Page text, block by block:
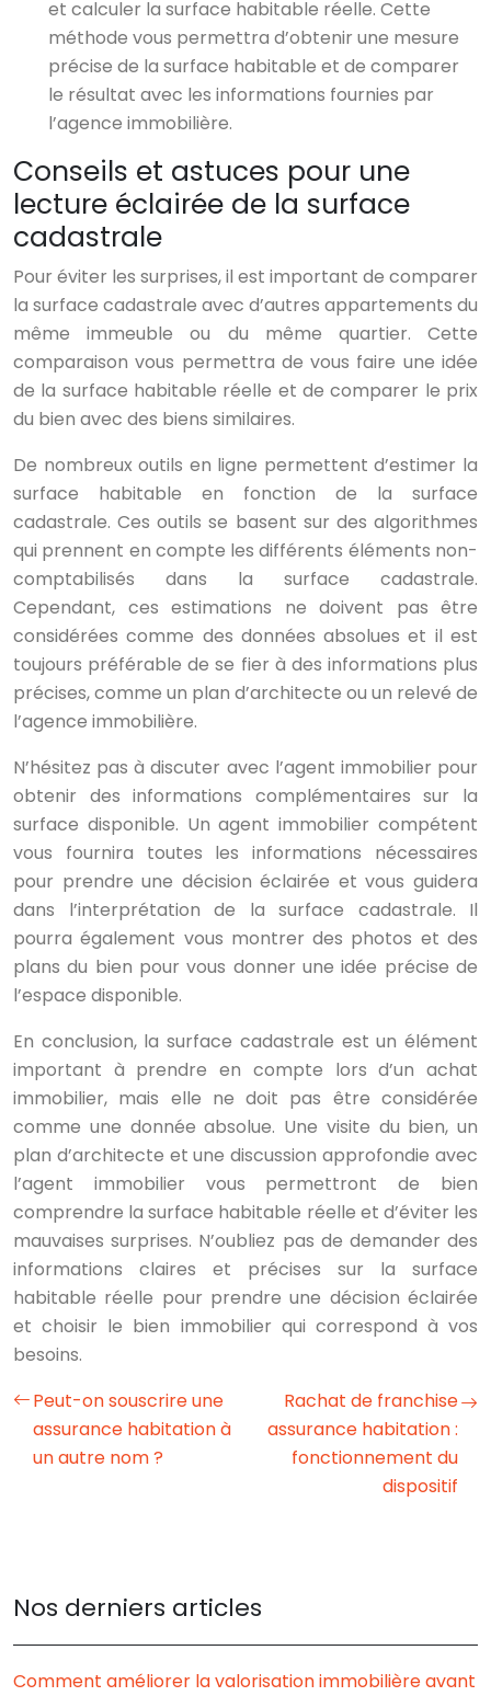
et calculer la surface habitable réelle. Cette
méthode vous permettra d’obtenir une mesure
précise de la surface habitable et de comparer
le résultat avec les informations fournies par
l’agence immobilière.
Conseils et astuces pour une
lecture éclairée de la surface
cadastrale
Pour éviter les surprises, il est important de comparer
la surface cadastrale avec d’autres appartements du
même immeuble ou du même quartier. Cette
comparaison vous permettra de vous faire une idée
de la surface habitable réelle et de comparer le prix
du bien avec des biens similaires.
De nombreux outils en ligne permettent d’estimer la
surface habitable en fonction de la surface
cadastrale. Ces outils se basent sur des algorithmes
qui prennent en compte les différents éléments non-
comptabilisés dans la surface cadastrale.
Cependant, ces estimations ne doivent pas être
considérées comme des données absolues et il est
toujours préférable de se fier à des informations plus
précises, comme un plan d’architecte ou un relevé de
l’agence immobilière.
N’hésitez pas à discuter avec l’agent immobilier pour
obtenir des informations complémentaires sur la
surface disponible. Un agent immobilier compétent
vous fournira toutes les informations nécessaires
pour prendre une décision éclairée et vous guidera
dans l’interprétation de la surface cadastrale. Il
pourra également vous montrer des photos et des
plans du bien pour vous donner une idée précise de
l’espace disponible.
En conclusion, la surface cadastrale est un élément
important à prendre en compte lors d’un achat
immobilier, mais elle ne doit pas être considérée
comme une donnée absolue. Une visite du bien, un
plan d’architecte et une discussion approfondie avec
l’agent immobilier vous permettront de bien
comprendre la surface habitable réelle et d’éviter les
mauvaises surprises. N’oubliez pas de demander des
informations claires et précises sur la surface
habitable réelle pour prendre une décision éclairée
et choisir le bien immobilier qui correspond à vos
besoins.
Peut-on souscrire une
assurance habitation à
un autre nom ?
Rachat de franchise
assurance habitation :
fonctionnement du
dispositif
Nos derniers articles
Comment améliorer la valorisation immobilière avant